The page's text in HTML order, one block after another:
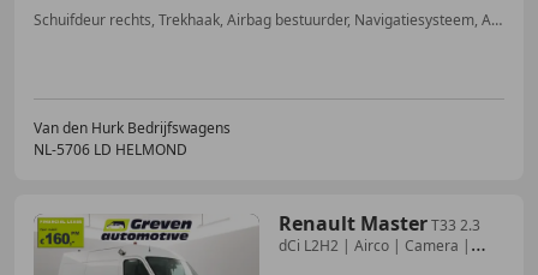
Schuifdeur rechts, Trekhaak, Airbag bestuurder, Navigatiesysteem, Alarm, Lendensteun, Zomerbanden, Stoelverwarming
Van den Hurk Bedrijfswagens
NL-5706 LD HELMOND
Renault MasterT33 2.3
dCi L2H2 | Airco | Camera |